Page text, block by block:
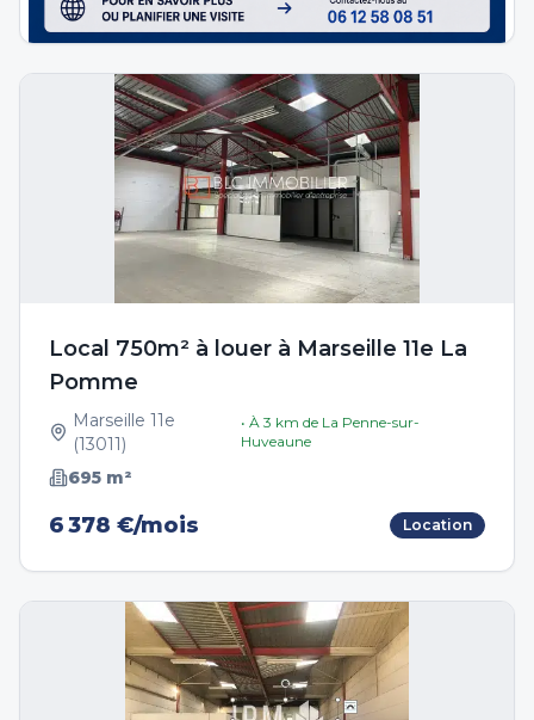
Local 750m² à louer à Marseille 11e La
Pomme
Marseille 11e
(13011)
• À 3 km de La Penne-sur-
Huveaune
695 m²
6 378 €/mois Location